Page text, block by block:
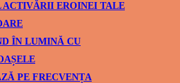
ACTIVĂRII EROINEI TALE
ÎN LUMINĂ CU
PE FRECVENȚA